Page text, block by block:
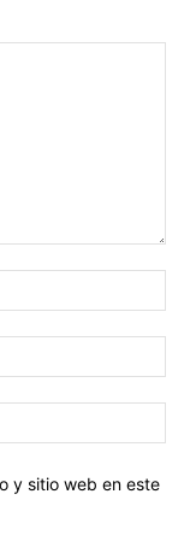
y sitio web en este